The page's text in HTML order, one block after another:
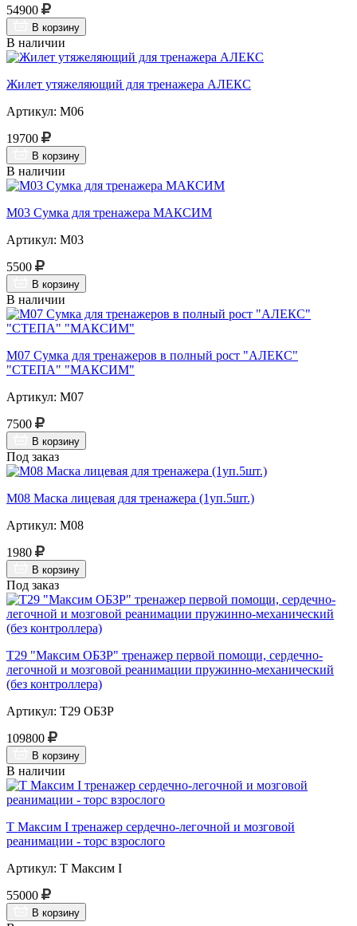
54900
В корзину
В наличии
Жилет утяжеляющий для тренажера АЛЕКС
Артикул: М06
19700
В корзину
В наличии
М03 Сумка для тренажера МАКСИМ
Артикул: М03
5500
В корзину
В наличии
М07 Сумка для тренажеров в полный рост "АЛЕКС"
"СТЕПА" "МАКСИМ"
Артикул: М07
7500
В корзину
Под заказ
М08 Маска лицевая для тренажера (1уп.5шт.)
Артикул: М08
1980
В корзину
Под заказ
Т29 "Максим ОБЗР" тренажер первой помощи, сердечно-
легочной и мозговой реанимации пружинно-механический
(без контроллера)
Артикул: Т29 ОБЗР
109800
В корзину
В наличии
Т Максим I тренажер сердечно-легочной и мозговой
реанимации - торс взрослого
Артикул: Т Максим I
55000
В корзину